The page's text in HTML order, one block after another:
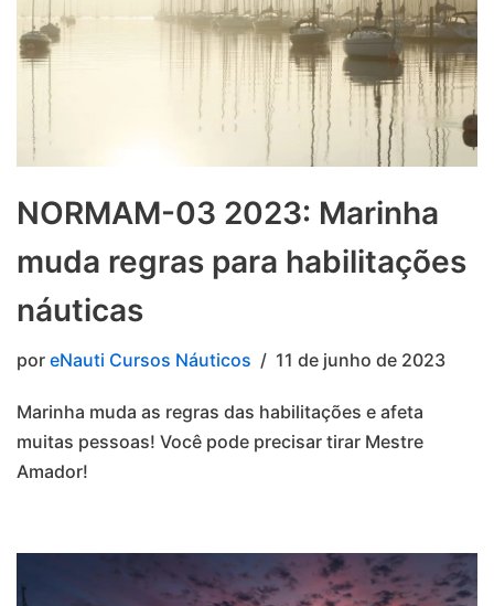
NORMAM-03 2023: Marinha
muda regras para habilitações
náuticas
por eNauti Cursos Náuticos 11 de junho de 2023
Marinha muda as regras das habilitações e afeta
muitas pessoas! Você pode precisar tirar Mestre
Amador!